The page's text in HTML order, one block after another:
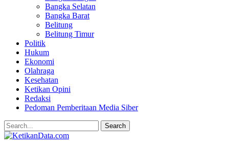
Bangka Selatan
Bangka Barat
Belitung
Belitung Timur
Politik
Hukum
Ekonomi
Olahraga
Kesehatan
Ketikan Opini
Redaksi
Pedoman Pemberitaan Media Siber